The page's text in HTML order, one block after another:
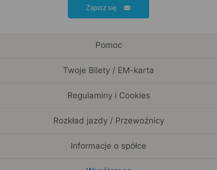
Zapisz się
Pomoc
Twoje Bilety / EM-karta
Regulaminy i Cookies
Rozkład jazdy / Przewoźnicy
Informacje o spółce